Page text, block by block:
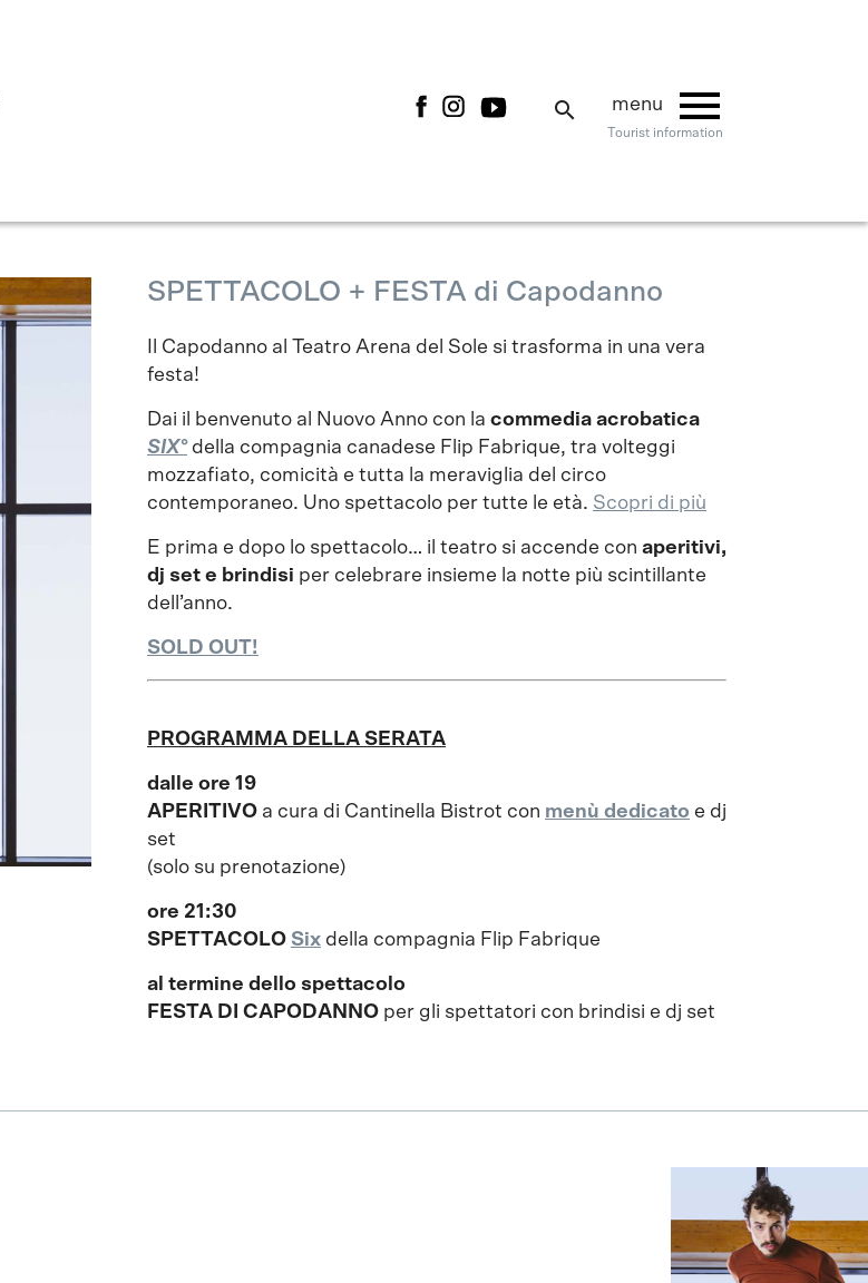
search menu menu
Tourist information
SPETTACOLO + FESTA di Capodanno
Il Capodanno al Teatro Arena del Sole si trasforma in una vera
festa!
Dai il benvenuto al Nuovo Anno con la commedia acrobatica
SIX°della compagnia canadese Flip Fabrique, tra volteggi
mozzafiato, comicità e tutta la meraviglia del circo
contemporaneo. Uno spettacolo per tutte le età. Scopri di più
E prima e dopo lo spettacolo… il teatro si accende con aperitivi,
dj set e brindisi per celebrare insieme la notte più scintillante
dell’anno.
SOLD OUT!
PROGRAMMA DELLA SERATA
dalle ore 19
APERITIVO a cura di Cantinella Bistrot con menù dedicato e dj
set
(solo su prenotazione)
ore 21:30
SPETTACOLO Six della compagnia Flip Fabrique
al termine dello spettacolo
FESTA DI CAPODANNO per gli spettatori con brindisi e dj set